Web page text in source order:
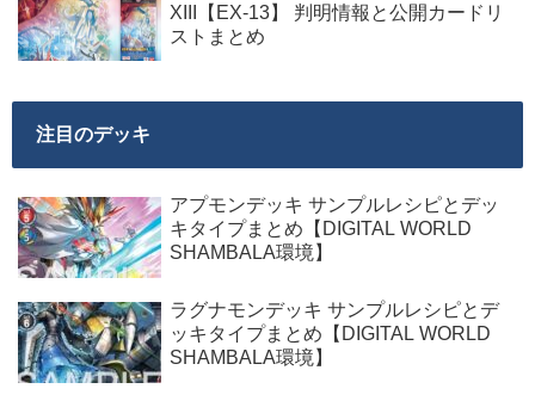
XIII【EX-13】 判明情報と公開カードリ
ストまとめ
注目のデッキ
アプモンデッキ サンプルレシピとデッ
キタイプまとめ【DIGITAL WORLD
SHAMBALA環境】
ラグナモンデッキ サンプルレシピとデ
ッキタイプまとめ【DIGITAL WORLD
SHAMBALA環境】